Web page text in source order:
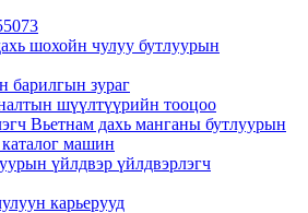
шохойн чулуу бутлуурын
барилгын зураг
шүүлтүүрийн тооцоо
Вьетнам дахь манганы бутлуурын
каталог машин
үйлдвэр үйлдвэрлэгч
карьерууд